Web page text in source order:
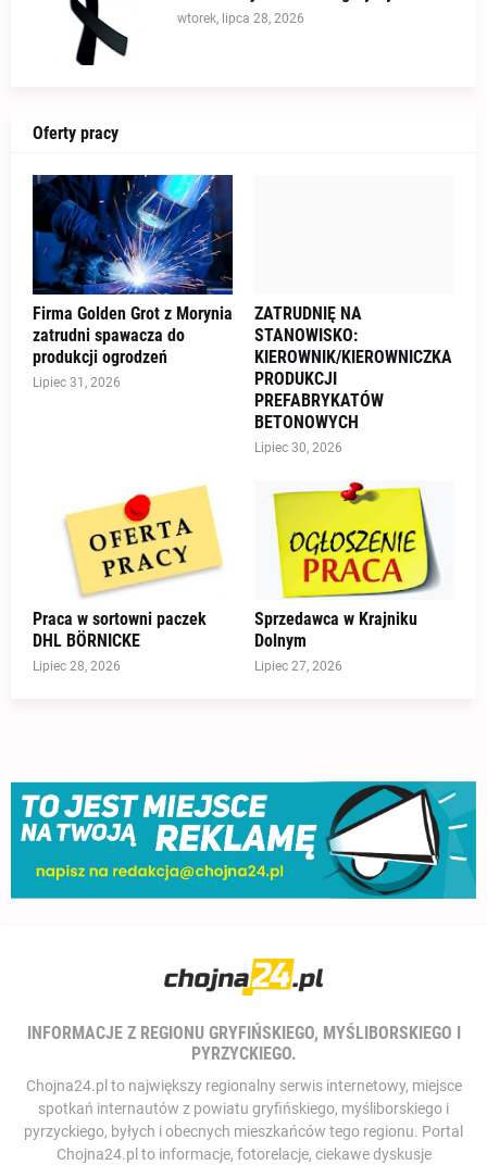
wtorek, lipca 28, 2026
Oferty pracy
Firma Golden Grot z Morynia
zatrudni spawacza do
produkcji ogrodzeń
Lipiec 31, 2026
ZATRUDNIĘ NA
STANOWISKO:
KIEROWNIK/KIEROWNICZKA
PRODUKCJI
PREFABRYKATÓW
BETONOWYCH
Lipiec 30, 2026
Praca w sortowni paczek
DHL BÖRNICKE
Lipiec 28, 2026
Sprzedawca w Krajniku
Dolnym
Lipiec 27, 2026
INFORMACJE Z REGIONU GRYFIŃSKIEGO, MYŚLIBORSKIEGO I
PYRZYCKIEGO.
Chojna24.pl to największy regionalny serwis internetowy, miejsce
spotkań internautów z powiatu gryfińskiego, myśliborskiego i
pyrzyckiego, byłych i obecnych mieszkańców tego regionu. Portal
Chojna24.pl to informacje, fotorelacje, ciekawe dyskusje